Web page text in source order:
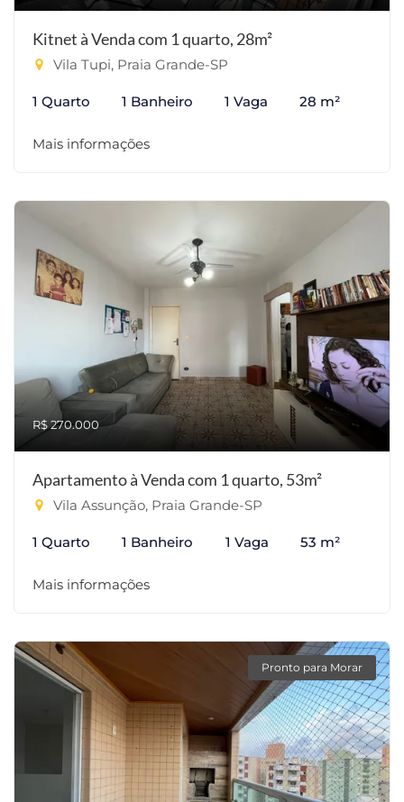
Kitnet à Venda com 1 quarto, 28m²
Vila Tupi, Praia Grande-SP
1 Quarto 1 Banheiro 1 Vaga 28 m²
Mais informações
R$ 270.000
Apartamento à Venda com 1 quarto, 53m²
Vila Assunção, Praia Grande-SP
1 Quarto 1 Banheiro 1 Vaga 53 m²
Mais informações
Pronto para Morar